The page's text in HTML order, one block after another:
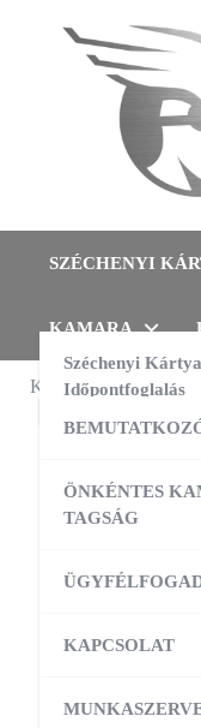
Tolna
SZÉCHENYI
Széchenyi Kártya
Időpontfoglalás
KAMARA
ÖNKÉNTES
TAGSÁG
KAPCSOLAT
KAMARAI
AI a
gyakorlati
– 2 napos
25
Workshop
szövegtől a
alatt